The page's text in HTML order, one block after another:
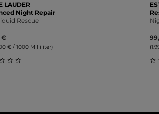
LAUDER
Night Repair
Rescue
€
€ / 1000 Milliliter)
Bewertung von 0 von 5